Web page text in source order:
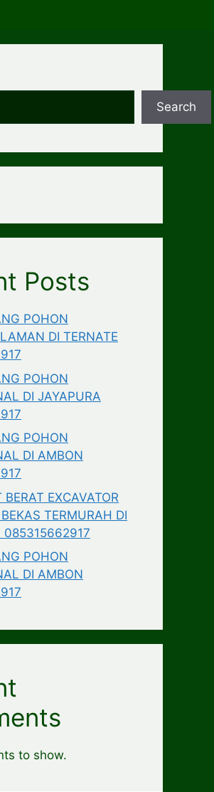
Search
Posts
POHON
DI TERNATE
POHON
DI JAYAPURA
POHON
DI AMBON
EXCAVATOR
TERMURAH DI
085315662917
POHON
DI AMBON
to show.